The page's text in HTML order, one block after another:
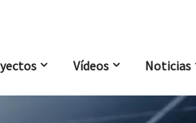
Vídeos Noticias